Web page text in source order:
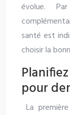
évolue.
santé est
choisir la
pour
La